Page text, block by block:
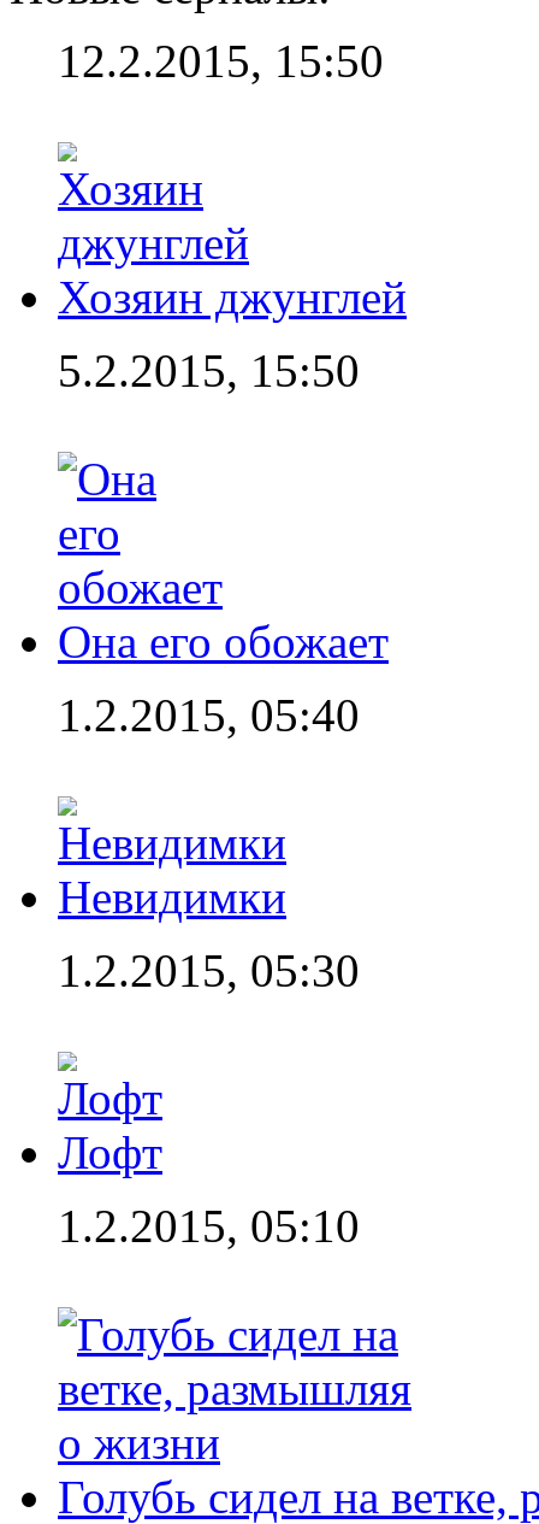
12.2.2015, 15:50
Хозяин джунглей
5.2.2015, 15:50
Она его обожает
1.2.2015, 05:40
Невидимки
1.2.2015, 05:30
Лофт
1.2.2015, 05:10
Голубь сидел на